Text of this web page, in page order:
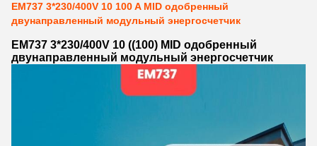
EM737 3*230/400V 10 100 A MID одобренный
двунаправленный модульный энергосчетчик
EM737 3*230/400V 10 ((100) MID одобренный
двунаправленный модульный энергосчетчик